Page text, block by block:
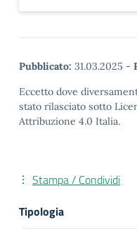
Pubblicato: 31.03.2025 -
Eccetto dove
stato rilasciato sotto
Attribuzione 4.0 Italia.
Stampa / Condividi
Tipologia